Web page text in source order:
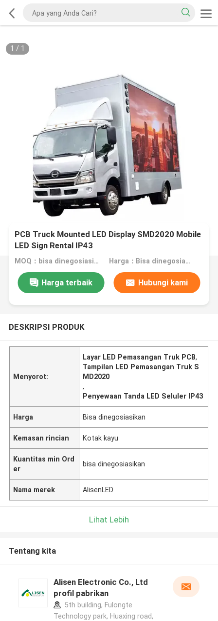
1 / 1
PCB Truck Mounted LED Display SMD2020 Mobile
LED Sign Rental IP43
MOQ：bisa dinegosiasikan Harga：Bisa dinegosiasikan
Harga terbaik Hubungi kami
DESKRIPSI PRODUK
Menyorot:
Layar LED Pemasangan Truk PCB,
Tampilan LED Pemasangan Truk S
MD2020
,
Penyewaan Tanda LED Seluler IP43
Harga Bisa dinegosiasikan
Kemasan rincian Kotak kayu
Kuantitas min Ord
er
bisa dinegosiasikan
Nama merek AlisenLED
Lihat Lebih
Tentang kita
Alisen Electronic Co., Ltd
profil pabrikan
5th building, Fulongte
Technology park, Huaxing road,